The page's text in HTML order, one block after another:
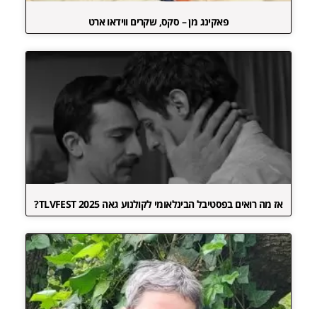
פאקינג מן – סקס, שקרים ווידאו ארט
אז מה רואים בפסטיבל הבינלאומי לקולנוע גאה TLVFEST 2025?